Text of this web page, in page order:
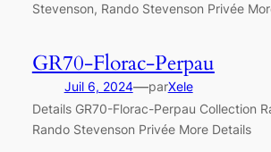
Stevenson, Rando Stevenson Privée
GR70-Florac-Perpau
Juil 6, 2024—parXele
Details GR70-Florac-Perpau Collection
Rando Stevenson Privée More Details